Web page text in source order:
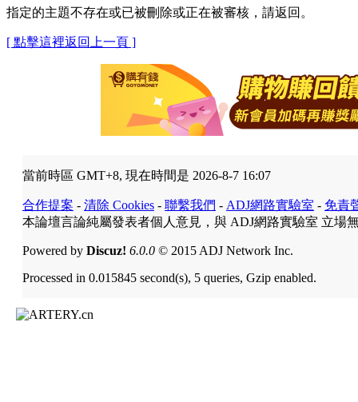
指定的主題不存在或已被刪除或正在被審核，請返回。
[ 點擊這裡返回上一頁 ]
當前時區 GMT+8, 現在時間是 2026-8-7 16:07
合作提案 - 清除 Cookies - 聯繫我們 - ADJ網路實驗室 - 免責
本論壇言論純屬發表者個人意見，與 ADJ網路實驗室 立場
Powered by Discuz! 6.0.0 © 2015 ADJ Network Inc.
Processed in 0.015845 second(s), 5 queries, Gzip enabled.